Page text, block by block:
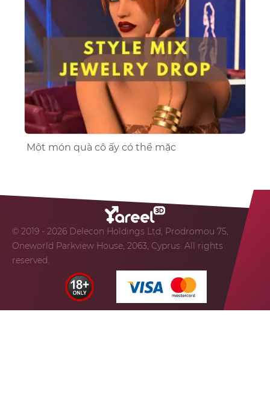
Một món quà cô ấy có thể mặc
© 2019 - 2026 Delecon Holdings Ltd, Prodromou 75,
Oneworld Parkview House, 2063, Cyprus. All rights
reserved.